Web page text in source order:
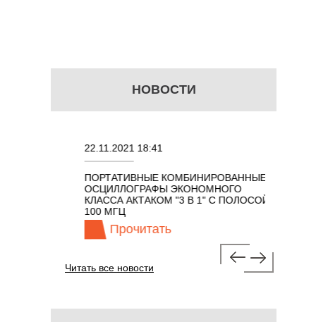
НОВОСТИ
22.11.2021 18:41
ПОРТАТИВНЫЕ КОМБИНИРОВАННЫЕ
ОСЦИЛЛОГРАФЫ ЭКОНОМНОГО
КЛАССА АКТАКОМ "3 В 1" С ПОЛОСОЙ
100 МГЦ
Прочитать
Читать все новости